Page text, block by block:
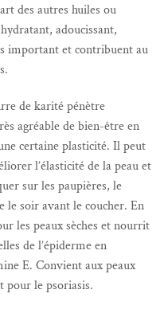
des autres huiles ou
adoucissant,
important et contribuent au
de karité pénètre
agréable de bien-être en
certaine plasticité. Il peut
l’élasticité de la peau et
sur les paupières, le
le soir avant le coucher. En
les peaux sèches et nourrit
de l’épiderme en
E. Convient aux peaux
pour le psoriasis.